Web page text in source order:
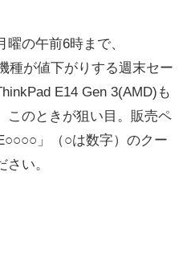
の午前6時まで、
種が値下がりする週末セー
E14 Gen 3(AMD)も
このときが狙い目。販売ペ
」（○は数字）のクー
い。